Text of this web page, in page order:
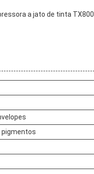
a jato de tinta TX800
pigmentos